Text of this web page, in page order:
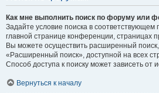
Как мне выполнить поиск по форуму или
Задайте условие поиска в
главной странице конференции, страницах
Вы можете осуществить расширенный
«Расширенный поиск», доступной на всех
Способ доступа к поиску может зависеть от
Вернуться к началу